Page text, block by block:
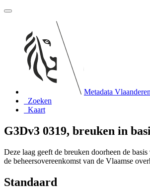
Metadata Vlaanderen
Zoeken
Kaart
G3Dv3 0319, breuken in
Deze laag geeft de breuken doorheen de
de beheersovereenkomst van de Vlaamse
Standaard